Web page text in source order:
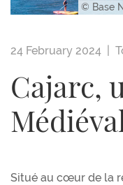
© Base
24 February 2024 |
Cajarc,
Situé au cœur de la